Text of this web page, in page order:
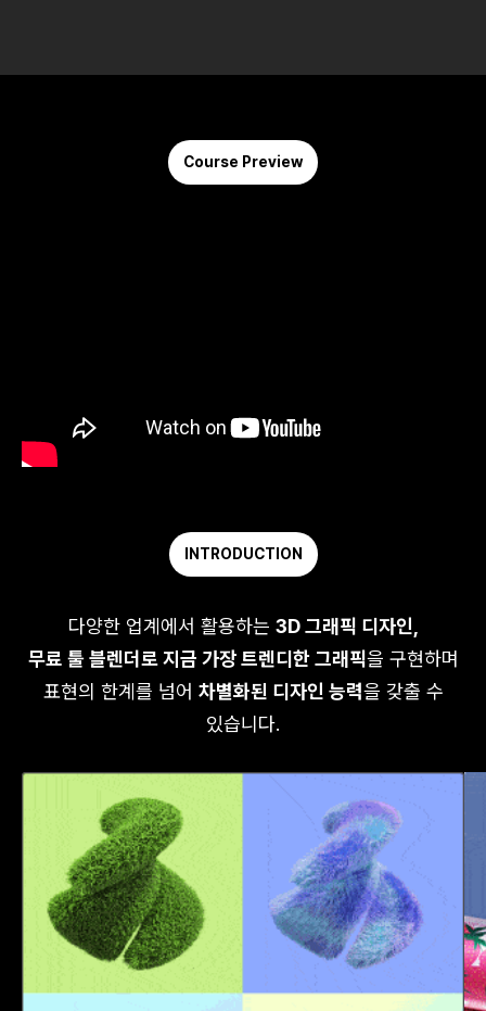
Course Preview
INTRODUCTION
다양한 업계에서 활용하는 3D 그래픽 디자인,
무료 툴 블렌더로 지금 가장 트렌디한 그래픽을 구현하며
표현의 한계를 넘어 차별화된 디자인 능력을 갖출 수
있습니다.